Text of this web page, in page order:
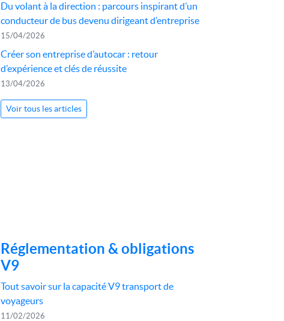
Du volant à la direction : parcours inspirant d’un
conducteur de bus devenu dirigeant d’entreprise
15/04/2026
Créer son entreprise d’autocar : retour
d’expérience et clés de réussite
13/04/2026
Voir tous les articles
Réglementation & obligations
V9
Tout savoir sur la capacité V9 transport de
voyageurs
11/02/2026